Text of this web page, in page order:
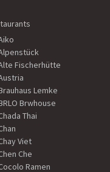
Fischerhütte
Lemke
Brwhouse
Thai
Viet
Che
Ramen